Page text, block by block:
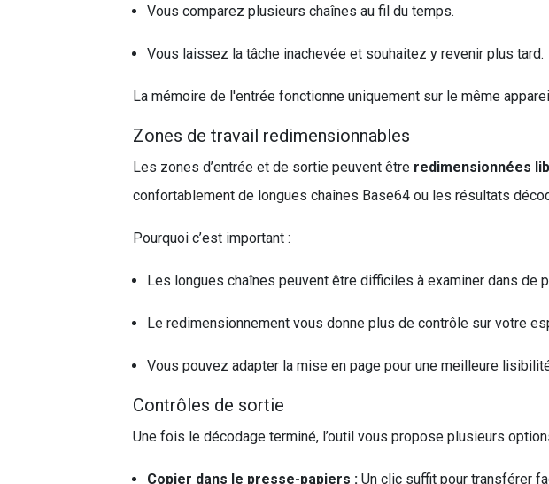
Vous comparez plusieurs chaînes au fil du temps.
Vous laissez la tâche inachevée et souhaitez y revenir plus tard.
La mémoire de l'entrée fonctionne uniquement sur le même
Zones de travail redimensionnables
Les zones d’entrée et de sortie peuvent être redimensionnées
confortablement de longues chaînes Base64 ou les résultats
Pourquoi c’est important :
Les longues chaînes peuvent être difficiles à examiner dans de
Le redimensionnement vous donne plus de contrôle sur votre
Vous pouvez adapter la mise en page pour une meilleure
Contrôles de sortie
Une fois le décodage terminé, l’outil vous propose plusieurs
Copier dans le presse-papiers : Un clic suffit pour transférer